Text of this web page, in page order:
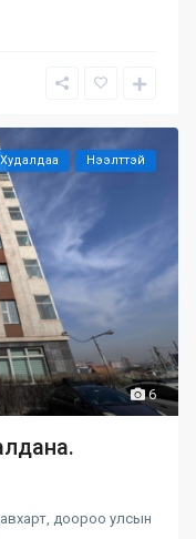
6
Худалдаа Нээлттэй
доороо улсын